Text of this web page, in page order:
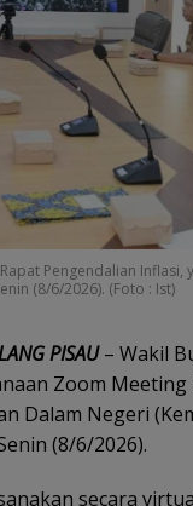
Pengendalian
(8/6/2026). (Foto : Ist)
PISAU– Wakil
Zoom
Dalam Negeri
(8/6/2026).
secara